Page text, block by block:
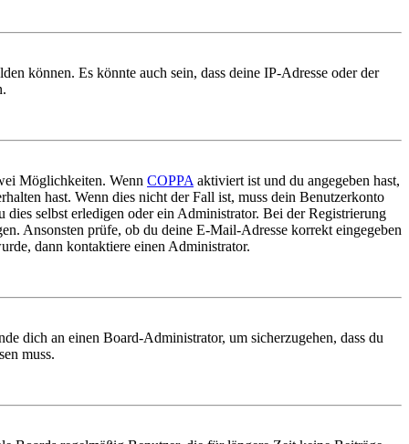
können. Es könnte auch sein, dass deine IP-Adresse oder der
Möglichkeiten. Wenn COPPA aktiviert ist und du angegeben hast,
hast. Wenn dies nicht der Fall ist, muss dein Benutzerkonto
selbst erledigen oder ein Administrator. Bei der Registrierung
Ansonsten prüfe, ob du deine E-Mail-Adresse korrekt eingegeben
dann kontaktiere einen Administrator.
dich an einen Board-Administrator, um sicherzugehen, dass du
muss.